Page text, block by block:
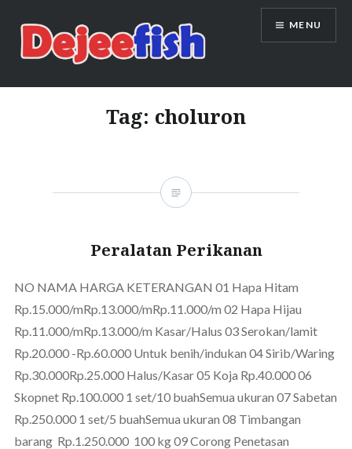
content
DEJEEFISH | PRODUSEN BENIH
IKAN BERKUALITAS INDONESIA
MENU
Tag: choluron
Peralatan Perikanan
NO NAMA HARGA KETERANGAN 01 Hapa Hitam
Rp.15.000/mRp.13.000/mRp.11.000/m 02 Hapa Hijau
Rp.11.000/mRp.13.000/m Kasar/Halus 03 Serokan/lamit
Rp.20.000 -Rp.60.000 Untuk benih/indukan 04 Sirib/Waring
Rp.30.000Rp.25.000 Halus/Kasar 05 Koja Rp.40.000 06
Skopnet Rp.100.000 1 set/10 buahSemua ukuran 07 Sabetan
Rp.250.000 1 set/5 buahSemua ukuran 08 Timbangan
barang Rp.1.250.000 100 kg 09 Corong Penetasan